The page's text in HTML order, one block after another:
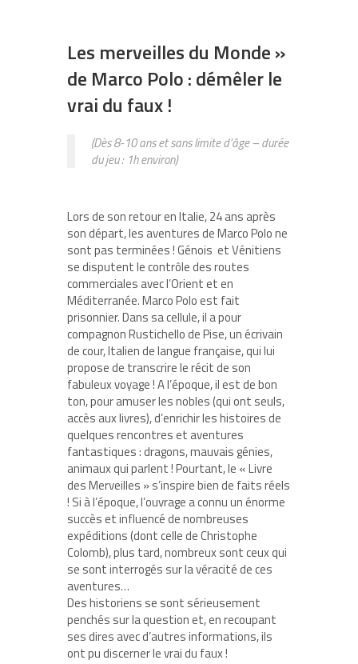
Les merveilles du Monde »
de Marco Polo : démêler le
vrai du faux !
(Dès 8-10 ans et sans limite d’âge – durée
du jeu : 1h environ)
Lors de son retour en Italie, 24 ans après
son départ, les aventures de Marco Polo ne
sont pas terminées ! Génois et Vénitiens
se disputent le contrôle des routes
commerciales avec l’Orient et en
Méditerranée. Marco Polo est fait
prisonnier. Dans sa cellule, il a pour
compagnon Rustichello de Pise, un écrivain
de cour, Italien de langue française, qui lui
propose de transcrire le récit de son
fabuleux voyage ! A l’époque, il est de bon
ton, pour amuser les nobles (qui ont seuls,
accès aux livres), d’enrichir les histoires de
quelques rencontres et aventures
fantastiques : dragons, mauvais génies,
animaux qui parlent ! Pourtant, le « Livre
des Merveilles » s’inspire bien de faits réels
! Si à l’époque, l’ouvrage a connu un énorme
succès et influencé de nombreuses
expéditions (dont celle de Christophe
Colomb), plus tard, nombreux sont ceux qui
se sont interrogés sur la véracité de ces
aventures…
Des historiens se sont sérieusement
penchés sur la question et, en recoupant
ses dires avec d’autres informations, ils
ont pu discerner le vrai du faux !